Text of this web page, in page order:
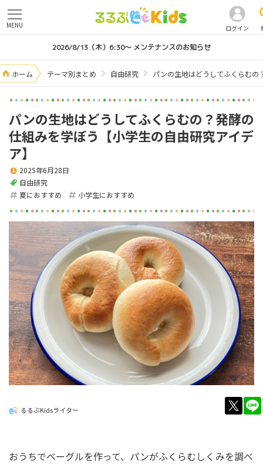
ログイン
MENU
2026/8/13（木）6:30～ メンテナンスのお知らせ
ホーム テーマ別まとめ 自由研究 パンの生地はどうしてふくらむの
パンの生地はどうしてふくらむの？発酵の
仕組みを学ぼう【小学生の自由研究アイデ
ア】
自由研究
2025年6月28日
夏におすすめ 小学生におすすめ
るるぶKidsライター
おうちでベーグルを作って、パンがふくらむしくみを調べ